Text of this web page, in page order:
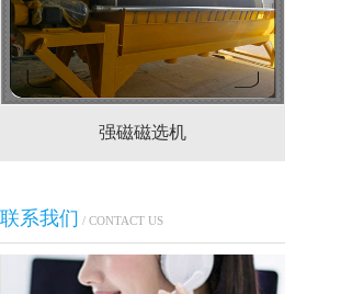
强磁磁选机
联系我们 / CONTACT US